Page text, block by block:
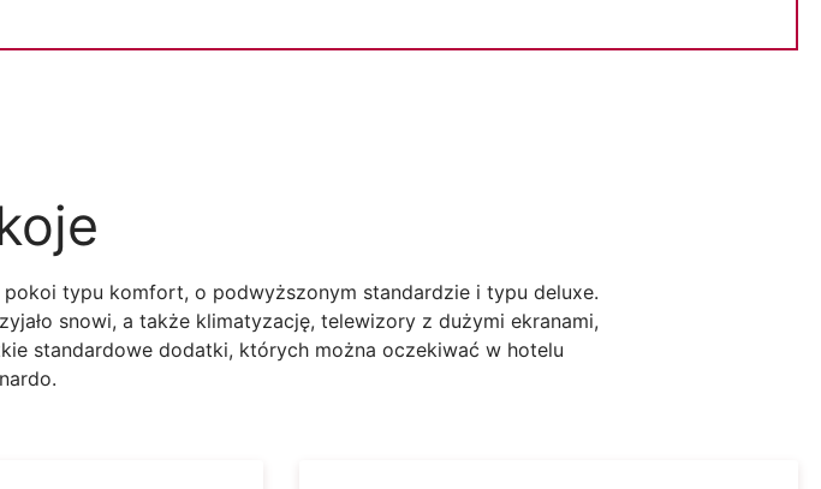
typu komfort, o podwyższonym standardzie i typu deluxe.
snowi, a także klimatyzację, telewizory z dużymi ekranami,
standardowe dodatki, których można oczekiwać w hotelu